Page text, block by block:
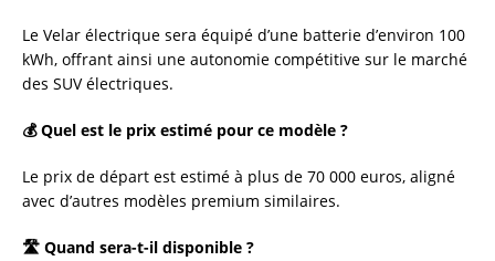
Le Velar électrique sera équipé d’une batterie d’environ 100
kWh, offrant ainsi une autonomie compétitive sur le marché
des SUV électriques.
💰 Quel est le prix estimé pour ce modèle ?
Le prix de départ est estimé à plus de 70 000 euros, aligné
avec d’autres modèles premium similaires.
🛣️ Quand sera-t-il disponible ?